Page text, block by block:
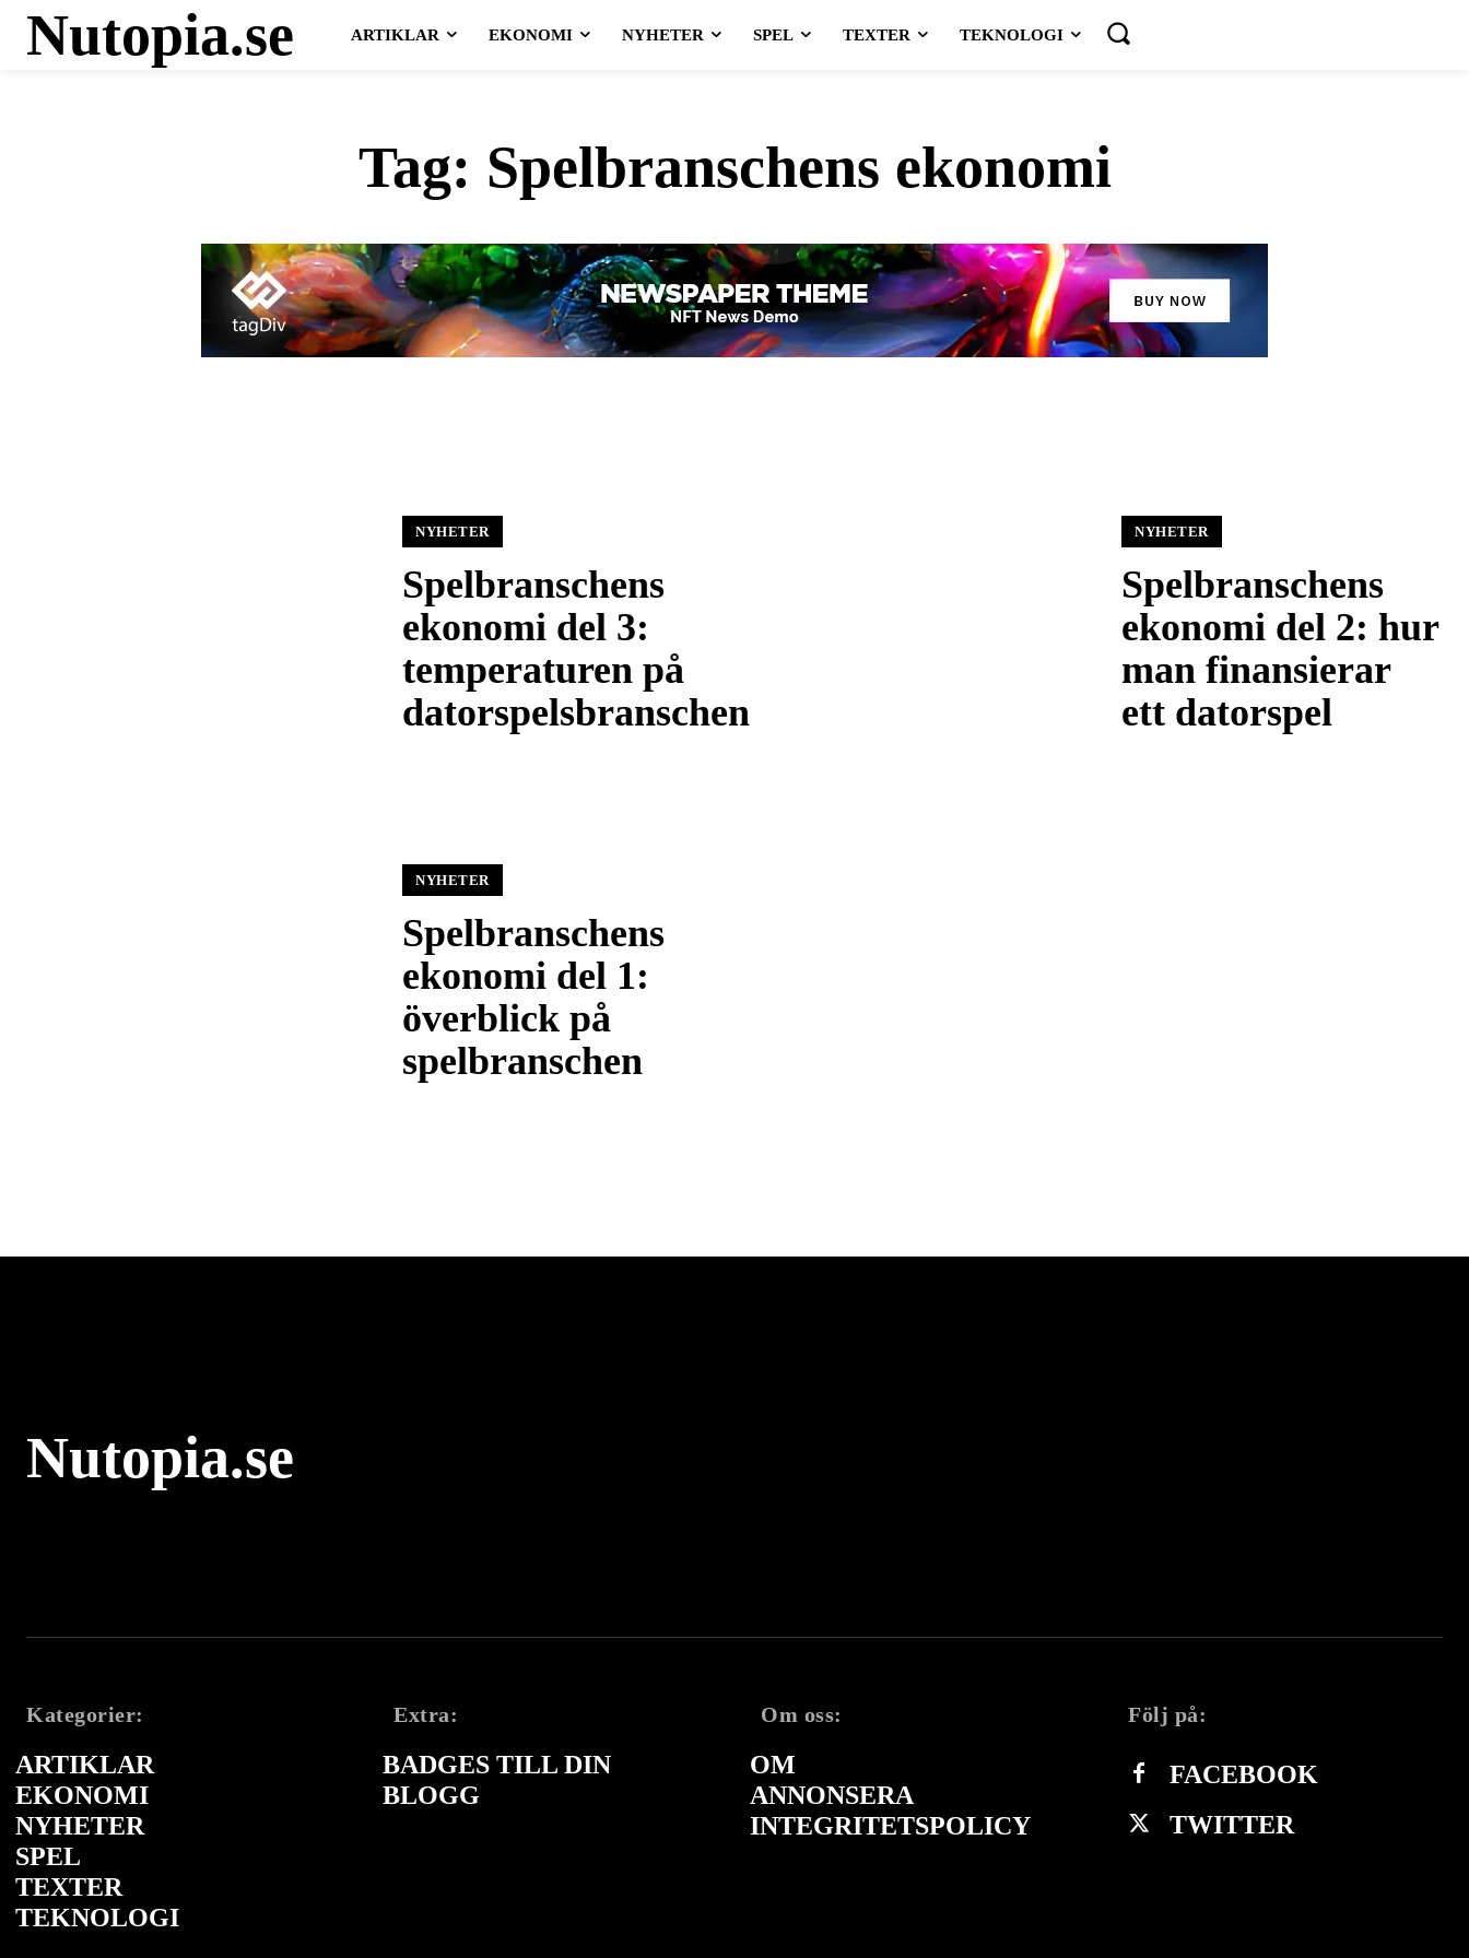
Nutopia.se ARTIKLAR EKONOMI NYHETER SPEL TEXTER TEKNOLOGI
Tag: Spelbranschens ekonomi
NYHETER
Spelbranschens
ekonomi del 3:
temperaturen på
datorspelsbranschen
NYHETER
Spelbranschens
ekonomi del 2: hur
man finansierar
ett datorspel
NYHETER
Spelbranschens
ekonomi del 1:
överblick på
spelbranschen
Nutopia.se
Kategorier:
ARTIKLAR
EKONOMI
NYHETER
SPEL
TEXTER
TEKNOLOGI
Extra:
BADGES TILL DIN
BLOGG
Om oss:
OM
ANNONSERA
INTEGRITETSPOLICY
Följ på:
FACEBOOK
TWITTER